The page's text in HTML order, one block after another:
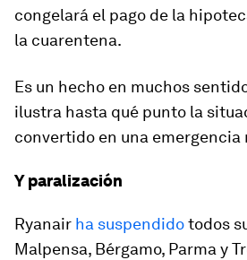
congelará el pago de la
la cuarentena.
Es un hecho en muchos
ilustra hasta qué punto la
convertido en una emergencia
Y paralización
Ryanair ha suspendidotodos
Malpensa, Bérgamo, Parma y